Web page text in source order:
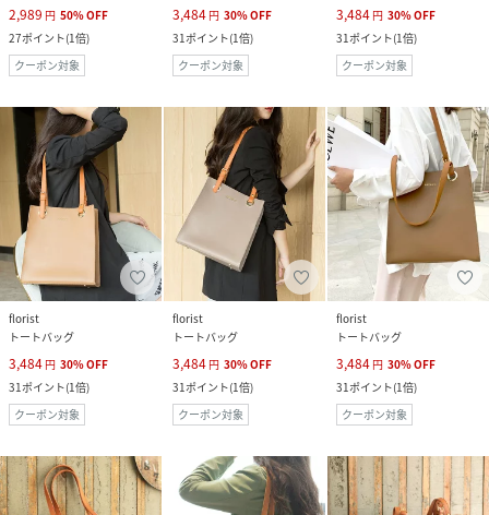
2,989 円 50%OFF
27ポイント(1倍)
クーポン対象
3,484 円 30%OFF
31ポイント(1倍)
クーポン対象
3,484 円 30%OFF
31ポイント(1倍)
クーポン対象
florist
トートバッグ
3,484 円 30%OFF
31ポイント(1倍)
クーポン対象
florist
トートバッグ
3,484 円 30%OFF
31ポイント(1倍)
クーポン対象
florist
トートバッグ
3,484 円 30%OFF
31ポイント(1倍)
クーポン対象